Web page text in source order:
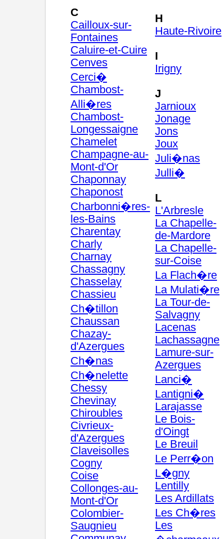
C
Cailloux-sur-
Fontaines
Caluire-et-Cuire
Cenves
Cerci�
Chambost-
Alli�res
Chambost-
Longessaigne
Chamelet
Champagne-au-
Mont-d'Or
Chaponnay
Chaponost
Charbonni�res-
les-Bains
Charentay
Charly
Charnay
Chassagny
Chasselay
Chassieu
Ch�tillon
Chaussan
Chazay-
d'Azergues
Ch�nas
Ch�nelette
Chessy
Chevinay
Chiroubles
Civrieux-
d'Azergues
Claveisolles
Cogny
Coise
Collonges-au-
Mont-d'Or
Colombier-
Saugnieu
H
Haute-Rivoire
I
Irigny
J
Jarnioux
Jonage
Jons
Joux
Juli�nas
Julli�
L
L'Arbresle
La Chapelle-
de-Mardore
La Chapelle-
sur-Coise
La Flach�re
La Mulati�re
La Tour-de-
Salvagny
Lacenas
Lachassagne
Lamure-sur-
Azergues
Lanci�
Lantigni�
Larajasse
Le Bois-
d'Oingt
Le Breuil
Le Perr�on
L�gny
Lentilly
Les Ardillats
Les Ch�res
Les